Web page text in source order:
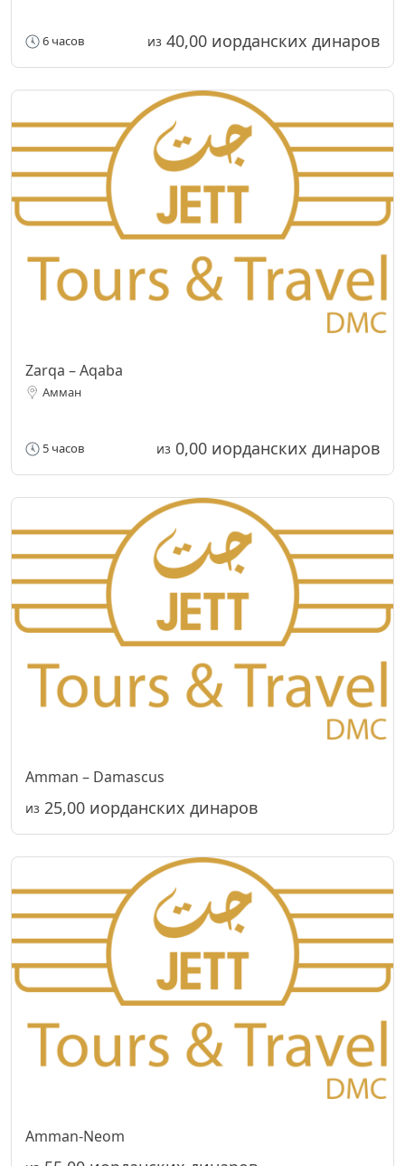
6 часов из 40,00 иорданских динаров
Zarqa – Aqaba
Амман
5 часов из 0,00 иорданских динаров
Amman – Damascus
из 25,00 иорданских динаров
Amman-Neom